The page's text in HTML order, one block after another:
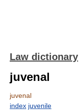
Law dictionary
juvenal
juvenal
index juvenile